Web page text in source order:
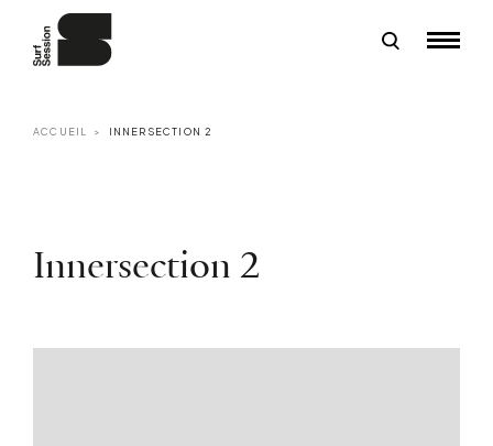
ACCUEIL INNERSECTION 2
Innersection 2